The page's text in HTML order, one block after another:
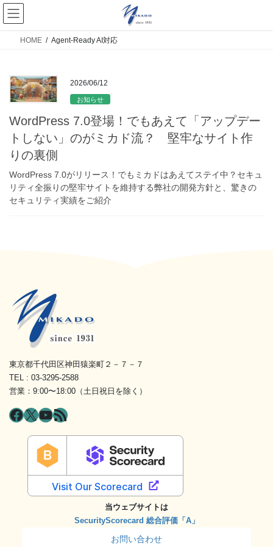
HOME Agent-Ready AI対応
2026/06/12
お知らせ
WordPress 7.0登場！でもあえて「アップデー
トしない」のがミカド流？ 堅牢なサイト作
りの裏側
WordPress 7.0がリリース！でもミカドはあえてステイ中？セキュ
リティ全振りの堅牢サイトを維持する弊社の開発方針と、驚きの
セキュリティ実績をご紹介
東京都千代田区神田猿楽町２－７－７
TEL : 03-3295-2588
営業：9:00〜18:00（土日祝日を除く）
Facebook
X YouTube
RSS フィード
当ウェブサイトは
SecurityScorecard 総合評価「A」
お問い合わせ